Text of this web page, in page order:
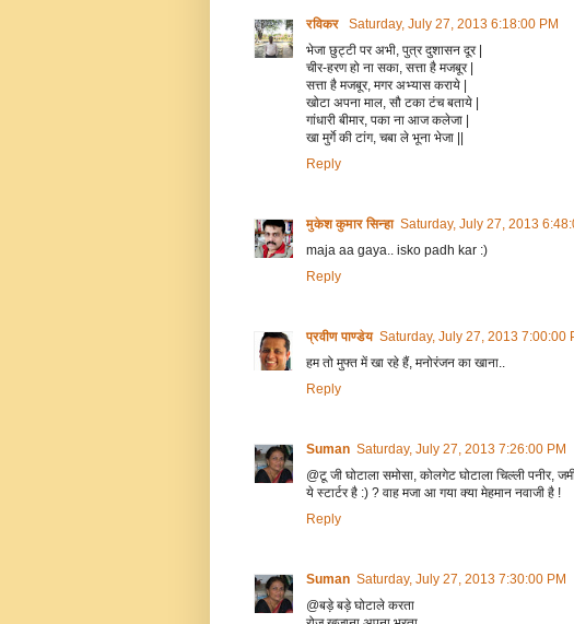
रविकर
Saturday, July 27, 2013 6:18:00 PM
भेजा छुट्टी पर अभी, पुत्र दुशासन दूर |
चीर-हरण हो ना सका, सत्ता है मजबूर |
सत्ता है मजबूर, मगर अभ्यास कराये |
खोटा अपना माल, सौ टका टंच बताये |
गांधारी बीमार, पका ना आज कलेजा |
खा मुर्गे की टांग, चबा ले भूना भेजा ||
Reply
मुकेश कुमार सिन्हा Saturday, July 27, 2013
maja aa gaya.. isko padh kar :)
Reply
प्रवीण पाण्डेय Saturday, July 27, 2013 7:00:00
हम तो मुफ्त में खा रहे हैं, मनोरंजन का खाना..
Reply
Suman Saturday, July 27, 2013 7:26:00 PM
@टू जी घोटाला समोसा, कोलगेट घोटाला चिल्ली पनीर,
ये स्टार्टर है :) ? वाह मजा आ गया क्या मेहमान नवाजी है !
Reply
Suman Saturday, July 27, 2013 7:30:00 PM
@बड़े बड़े घोटाले करता